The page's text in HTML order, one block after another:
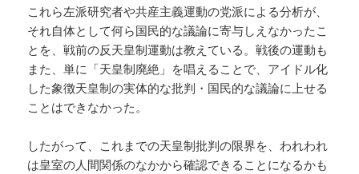
これら左派研究者や共産主義運動の党派による分析が、
それ自体として何ら国民的な議論に寄与しえなかったこ
とを、戦前の反天皇制運動は教えている。戦後の運動も
また、単に「天皇制廃絶」を唱えることで、アイドル化
した象徴天皇制の実体的な批判・国民的な議論に上せる
ことはできなかった。
したがって、これまでの天皇制批判の限界を、われわれ
は皇室の人間関係のなかから確認できることになるかも